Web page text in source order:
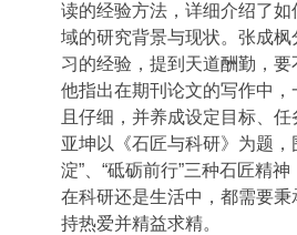
读的经验方法，详细介绍了如
域的研究背景与现状。张成枫
习的经验，提到天道酬勤，要
他指出在期刊论文的写作中
且仔细，并养成设定目标、
亚坤以《石匠与科研》为题，
淀”、“砥砺前行”三种石匠精
在科研还是生活中，都需要秉
持热爱并精益求精。